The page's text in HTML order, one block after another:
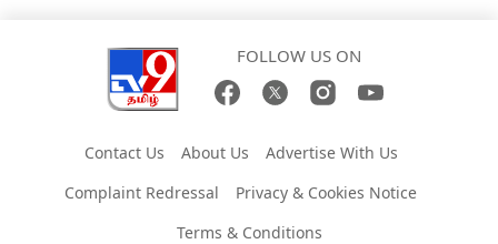
FOLLOW US ON
Contact Us About Us
Advertise With Us
Complaint Redressal
Privacy & Cookies Notice
Terms & Conditions